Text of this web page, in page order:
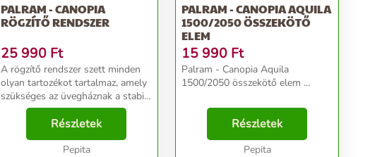
PALRAM - CANOPIA
RÖGZÍTŐ RENDSZER
25 990 Ft
A rögzítő rendszer szett minden
olyan tartozékot tartalmaz, amely
szükséges az üvegháznak a stabil
alaphoz, vagy közvetlenül a földbe
történő rögzítéséhez.
Természetesen az üvegházat
Részletek
Pepita
PALRAM - CANOPIA AQUILA
1500/2050 ÖSSZEKÖTŐ
ELEM
15 990 Ft
Palram - Canopia Aquila
1500/2050 összekötő elem ...
Részletek
Pepita